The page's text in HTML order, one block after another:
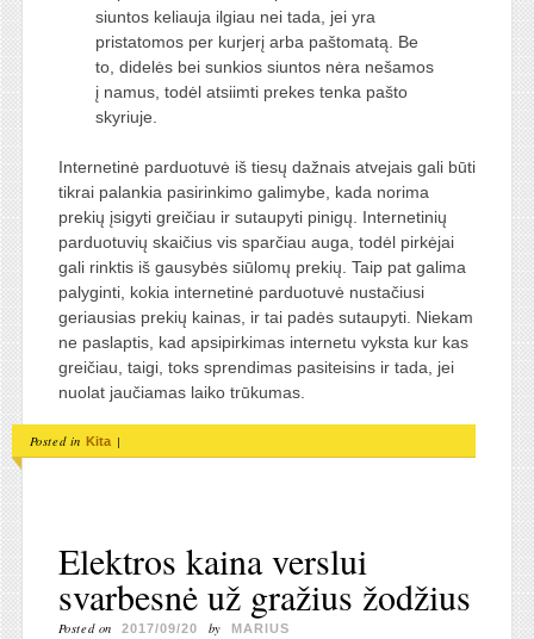
siuntos keliauja ilgiau nei tada, jei yra
pristatomos per kurjerį arba paštomatą. Be
to, didelės bei sunkios siuntos nėra nešamos
į namus, todėl atsiimti prekes tenka pašto
skyriuje.
Internetinė parduotuvė iš tiesų dažnais atvejais gali būti
tikrai palankia pasirinkimo galimybe, kada norima
prekių įsigyti greičiau ir sutaupyti pinigų. Internetinių
parduotuvių skaičius vis sparčiau auga, todėl pirkėjai
gali rinktis iš gausybės siūlomų prekių. Taip pat galima
palyginti, kokia internetinė parduotuvė nustačiusi
geriausias prekių kainas, ir tai padės sutaupyti. Niekam
ne paslaptis, kad apsipirkimas internetu vyksta kur kas
greičiau, taigi, toks sprendimas pasiteisins ir tada, jei
nuolat jaučiamas laiko trūkumas.
Posted in Kita |
Elektros kaina verslui
svarbesnė už gražius žodžius
Posted on 2017/09/20 by MARIUS